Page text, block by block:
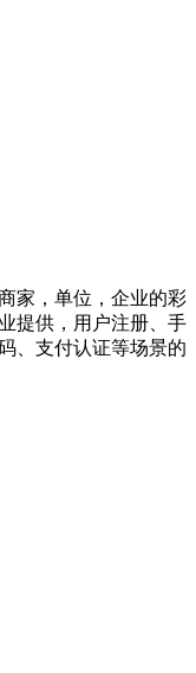
家，单位，企业的彩
提供，用户注册、手
、支付认证等场景的